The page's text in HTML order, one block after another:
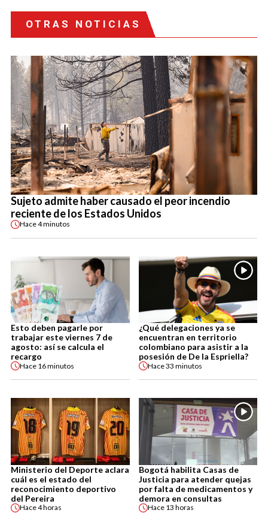
OTRAS NOTICIAS
Sujeto admite haber causado el peor incendio
reciente de los Estados Unidos
Hace4 minutos
Esto deben pagarle por
trabajar este viernes 7 de
agosto: así se calcula el
recargo
Hace 16 minutos
¿Qué delegaciones ya se
encuentran en territorio
colombiano para asistir a la
posesión de De la Espriella?
Hace33 minutos
Ministerio del Deporte aclara
cuál es el estado del
reconocimiento deportivo
del Pereira
Hace4 horas
Bogotá habilita Casas de
Justicia para atender quejas
por falta de medicamentos y
demora en consultas
Hace 13 horas